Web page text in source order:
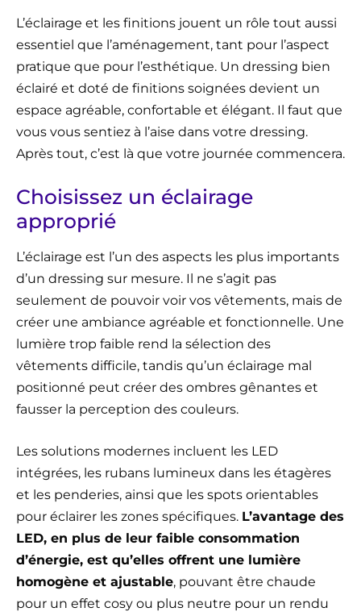
L’éclairage et les finitions jouent un rôle tout aussi
essentiel que l’aménagement, tant pour l’aspect
pratique que pour l’esthétique. Un dressing bien
éclairé et doté de finitions soignées devient un
espace agréable, confortable et élégant. Il faut que
vous vous sentiez à l’aise dans votre dressing.
Après tout, c’est là que votre journée commencera.
Choisissez un éclairage
approprié
L’éclairage est l’un des aspects les plus importants
d’un dressing sur mesure. Il ne s’agit pas
seulement de pouvoir voir vos vêtements, mais de
créer une ambiance agréable et fonctionnelle. Une
lumière trop faible rend la sélection des
vêtements difficile, tandis qu’un éclairage mal
positionné peut créer des ombres gênantes et
fausser la perception des couleurs.
Les solutions modernes incluent les LED
intégrées, les rubans lumineux dans les étagères
et les penderies, ainsi que les spots orientables
pour éclairer les zones spécifiques. L’avantage des
LED, en plus de leur faible consommation
d’énergie, est qu’elles offrent une lumière
homogène et ajustable, pouvant être chaude
pour un effet cosy ou plus neutre pour un rendu